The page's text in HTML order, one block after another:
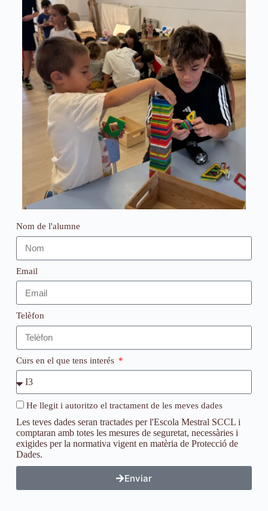
Nom de l'alumne
Email
Telèfon
Curs en el que tens interés
He llegit i autoritzo el tractament de les meves dades
Les teves dades seran tractades per l'Escola Mestral SCCL i
comptaran amb totes les mesures de seguretat, necessàries i
exigides per la normativa vigent en matèria de Protecció de
Dades.
Enviar